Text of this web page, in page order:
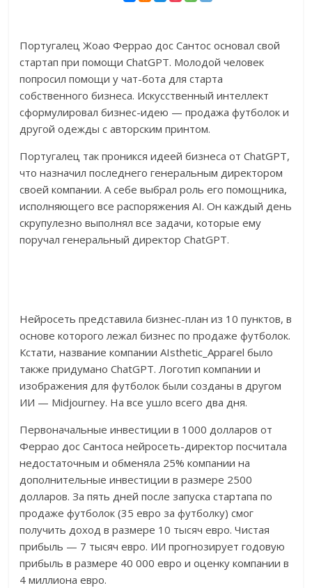
Португалец Жоао Феррао дос Сантос основал свой
стартап при помощи ChatGPT. Молодой человек
попросил помощи у чат-бота для старта
собственного бизнеса. Искусственный интеллект
сформулировал бизнес-идею — продажа футболок и
другой одежды с авторским принтом.
Португалец так проникся идеей бизнеса от ChatGPT,
что назначил последнего генеральным директором
своей компании. А себе выбрал роль его помощника,
исполняющего все распоряжения AI. Он каждый день
скрупулезно выполнял все задачи, которые ему
поручал генеральный директор ChatGPT.
Нейросеть представила бизнес-план из 10 пунктов, в
основе которого лежал бизнес по продаже футболок.
Кстати, название компании AIsthetic_Apparel было
также придумано ChatGPT. Логотип компании и
изображения для футболок были созданы в другом
ИИ — Midjourney. На все ушло всего два дня.
Первоначальные инвестиции в 1000 долларов от
Феррао дос Сантоса нейросеть-директор посчитала
недостаточным и обменяла 25% компании на
дополнительные инвестиции в размере 2500
долларов. За пять дней после запуска стартапа по
продаже футболок (35 евро за футболку) смог
получить доход в размере 10 тысяч евро. Чистая
прибыль — 7 тысяч евро. ИИ прогнозирует годовую
прибыль в размере 40 000 евро и оценку компании в
4 миллиона евро.